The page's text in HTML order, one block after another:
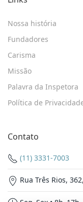
Nossa história
Fundadores
Carisma
Missão
Palavra da Inspetora
Política de
Contato
(11) 3331-7003
Rua Três Rios,